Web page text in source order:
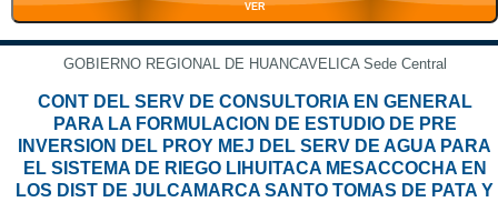
VER
GOBIERNO REGIONAL DE HUANCAVELICA Sede Central
CONT DEL SERV DE CONSULTORIA EN GENERAL
PARA LA FORMULACION DE ESTUDIO DE PRE
INVERSION DEL PROY MEJ DEL SERV DE AGUA PARA
EL SISTEMA DE RIEGO LIHUITACA MESACCOCHA EN
LOS DIST DE JULCAMARCA SANTO TOMAS DE PATA Y